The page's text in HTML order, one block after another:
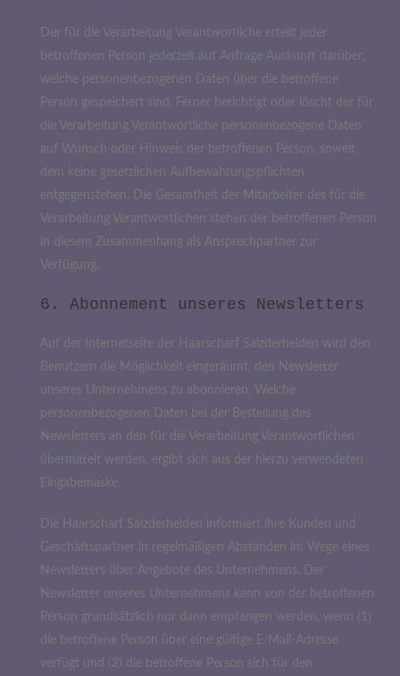
Der für die Verarbeitung Verantwortliche erteilt jeder
betroffenen Person jederzeit auf Anfrage Auskunft darüber,
welche personenbezogenen Daten über die betroffene
Person gespeichert sind. Ferner berichtigt oder löscht der für
die Verarbeitung Verantwortliche personenbezogene Daten
auf Wunsch oder Hinweis der betroffenen Person, soweit
dem keine gesetzlichen Aufbewahrungspflichten
entgegenstehen. Die Gesamtheit der Mitarbeiter des für die
Verarbeitung Verantwortlichen stehen der betroffenen Person
in diesem Zusammenhang als Ansprechpartner zur
Verfügung.
6. Abonnement unseres Newsletters
Auf der Internetseite der Haarscharf Salzderhelden wird den
Benutzern die Möglichkeit eingeräumt, den Newsletter
unseres Unternehmens zu abonnieren. Welche
personenbezogenen Daten bei der Bestellung des
Newsletters an den für die Verarbeitung Verantwortlichen
übermittelt werden, ergibt sich aus der hierzu verwendeten
Eingabemaske.
Die Haarscharf Salzderhelden informiert ihre Kunden und
Geschäftspartner in regelmäßigen Abständen im Wege eines
Newsletters über Angebote des Unternehmens. Der
Newsletter unseres Unternehmens kann von der betroffenen
Person grundsätzlich nur dann empfangen werden, wenn (1)
die betroffene Person über eine gültige E-Mail-Adresse
verfügt und (2) die betroffene Person sich für den